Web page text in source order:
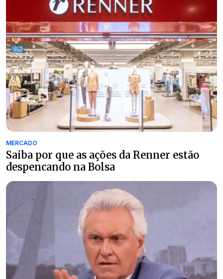
MERCADO
Saiba por que as ações da Renner estão
despencando na Bolsa